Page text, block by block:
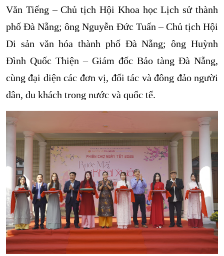
Văn Tiếng – Chủ tịch Hội Khoa học Lịch sử thành
phố Đà Nẵng; ông Nguyễn Đức Tuấn – Chủ tịch Hội
Di sản văn hóa thành phố Đà Nẵng; ông Huỳnh
Đình Quốc Thiện – Giám đốc Bảo tàng Đà Nẵng,
cùng đại diện các đơn vị, đối tác và đông đảo người
dân, du khách trong nước và quốc tế.